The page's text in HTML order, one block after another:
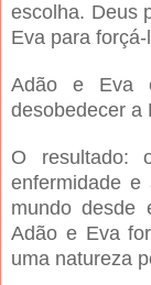
escolha. Deus
Eva para
Adão e Eva
desobedecer a
O resultado:
enfermidade
mundo desde
Adão e Eva
uma natureza